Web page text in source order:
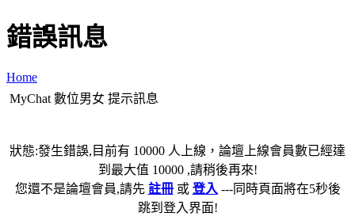
錯誤訊息
Home
MyChat 數位男女 提示訊息
狀態:發生錯誤,目前有 10000 人上線，論壇上線會員數已經達
到最大值 10000 ,請稍後再來!
您還不是論壇會員,請先 註冊或 登入 ---同時頁面將在5秒後
跳到登入界面!